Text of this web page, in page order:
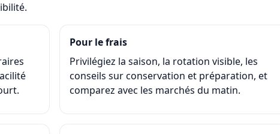
Pour le frais
Privilégiez la saison, la rotation visible, les
conseils sur conservation et préparation, et
comparez avec les marchés du matin.